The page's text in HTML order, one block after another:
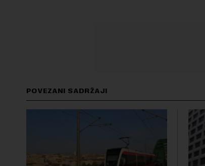
POVEZANI SADRŽAJI